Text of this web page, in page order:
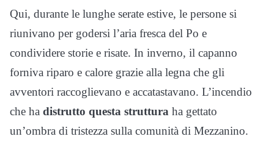
Qui, durante le lunghe serate estive, le persone si
riunivano per godersi l’aria fresca del Po e
condividere storie e risate. In inverno, il capanno
forniva riparo e calore grazie alla legna che gli
avventori raccoglievano e accatastavano. L’incendio
che ha distrutto questa struttura ha gettato
un’ombra di tristezza sulla comunità di Mezzanino.